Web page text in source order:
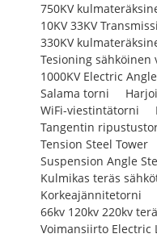
750KV
10KV 33KV
330KV
Tesioning
1000KV Electric
Salama torni
WiFi-viestintätorni
Tangentin
Tension Steel Tower
Suspension Angle
Kulmikas teräs
Korkeajännitetorni
66kv 120kv 220kv
Voimansiirto Electric